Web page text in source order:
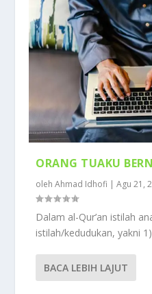
ORANG TUAKU
olehAhmad Idhofi |Agu 21,
Dalam al-Qur’an istilah
istilah/kedudukan, yakni
BACA LEBIH LAJUT